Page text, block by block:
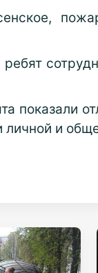
показали
и